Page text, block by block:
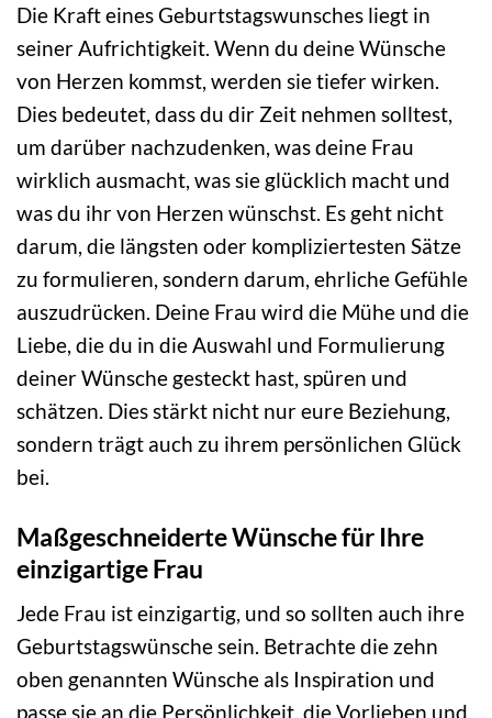
Die Kraft eines Geburtstagswunsches liegt in
seiner Aufrichtigkeit. Wenn du deine Wünsche
von Herzen kommst, werden sie tiefer wirken.
Dies bedeutet, dass du dir Zeit nehmen solltest,
um darüber nachzudenken, was deine Frau
wirklich ausmacht, was sie glücklich macht und
was du ihr von Herzen wünschst. Es geht nicht
darum, die längsten oder kompliziertesten Sätze
zu formulieren, sondern darum, ehrliche Gefühle
auszudrücken. Deine Frau wird die Mühe und die
Liebe, die du in die Auswahl und Formulierung
deiner Wünsche gesteckt hast, spüren und
schätzen. Dies stärkt nicht nur eure Beziehung,
sondern trägt auch zu ihrem persönlichen Glück
bei.
Maßgeschneiderte Wünsche für Ihre
einzigartige Frau
Jede Frau ist einzigartig, und so sollten auch ihre
Geburtstagswünsche sein. Betrachte die zehn
oben genannten Wünsche als Inspiration und
passe sie an die Persönlichkeit, die Vorlieben und